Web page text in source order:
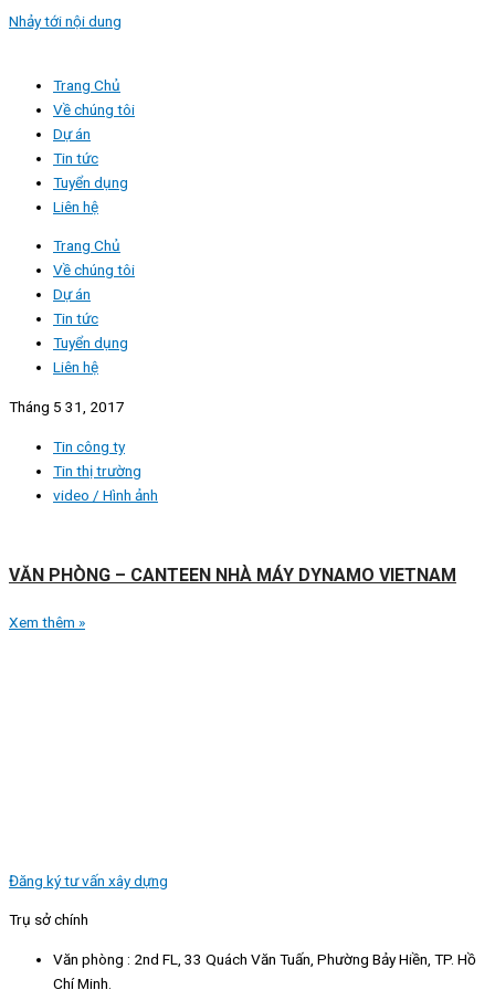
Nhảy tới nội dung
Trang Chủ
Về chúng tôi
Dự án
Tin tức
Tuyển dụng
Liên hệ
Trang Chủ
Về chúng tôi
Dự án
Tin tức
Tuyển dụng
Liên hệ
Tháng 5 31, 2017
Tin công ty
Tin thị trường
video / Hình ảnh
VĂN PHÒNG – CANTEEN NHÀ MÁY DYNAMO VIETNAM
Xem thêm »
Đăng ký tư vấn xây dựng
Trụ sở chính
Văn phòng : 2nd FL, 33 Quách Văn Tuấn, Phường Bảy Hiền, TP. Hồ
Chí Minh.